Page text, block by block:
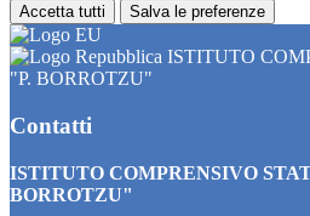
Accetta tutti Salva le preferenze
ISTITUTO
"P. BORROTZU"
Contatti
ISTITUTO COMPRENSIVO
BORROTZU"